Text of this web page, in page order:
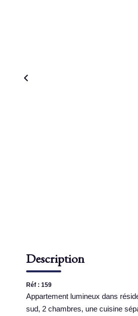
Description
Réf : 159
Appartement lumineux dans
sud, 2 chambres, une cuisine